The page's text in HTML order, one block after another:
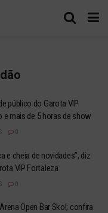
público do Garota VIP
mais de 5 horas de show
e cheia de novidades”, diz
VIP Fortaleza
Open Bar Skol; confira